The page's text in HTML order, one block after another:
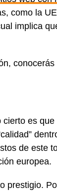
como la
implica
cierto es
de este
europea.
prestigio.